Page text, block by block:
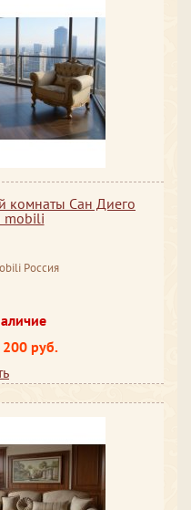
комнаты Сан Диего
mobili
Россия
руб.